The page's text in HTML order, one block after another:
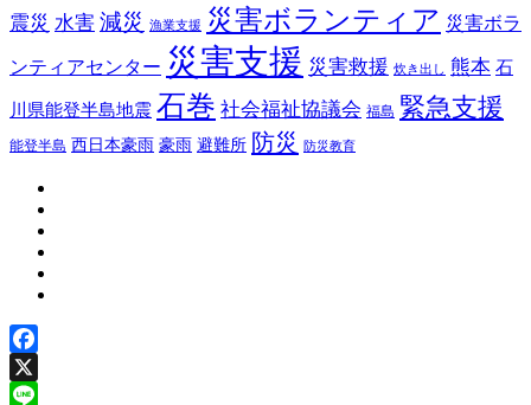
震災 水害 減災 漁業支援 災害ボランティア 災害ボラ
ンティアセンター 災害支援 災害救援 炊き出し 熊本 石
川県能登半島地震 石巻 社会福祉協議会 福島 緊急支援
能登半島 西日本豪雨 豪雨 避難所 防災 防災教育
Facebook
X